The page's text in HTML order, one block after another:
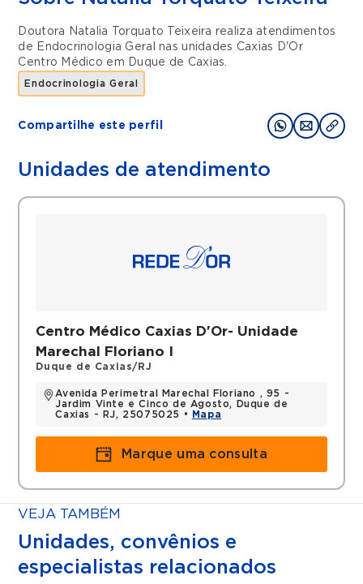
Doutora Natalia Torquato Teixeira realiza atendimentos
de Endocrinologia Geral nas unidades Caxias D'Or
Centro Médico em Duque de Caxias.
Endocrinologia Geral
Compartilhe este perfil
Unidades de atendimento
Centro Médico Caxias D'Or- Unidade
Marechal Floriano I
Duque de Caxias/RJ
Avenida Perimetral Marechal Floriano , 95 -
Jardim Vinte e Cinco de Agosto, Duque de
Caxias - RJ, 25075025 •
Mapa
Marque uma consulta
VEJA TAMBÉM
Unidades, convênios e
especialistas relacionados